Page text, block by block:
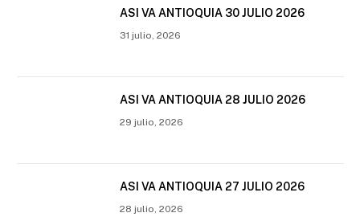
ASI VA ANTIOQUIA 30 JULIO 2026
31 julio, 2026
ASI VA ANTIOQUIA 28 JULIO 2026
29 julio, 2026
ASI VA ANTIOQUIA 27 JULIO 2026
28 julio, 2026